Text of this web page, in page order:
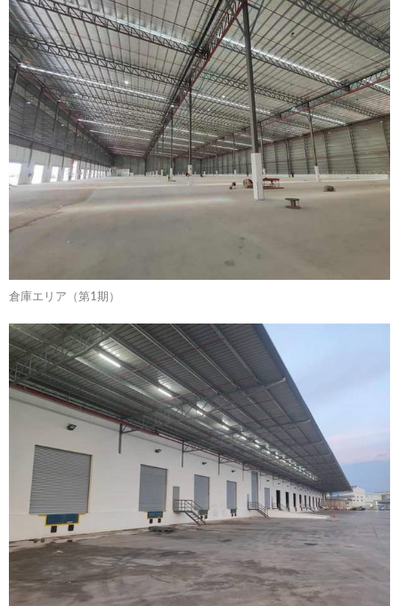
倉庫エリア（第1期）